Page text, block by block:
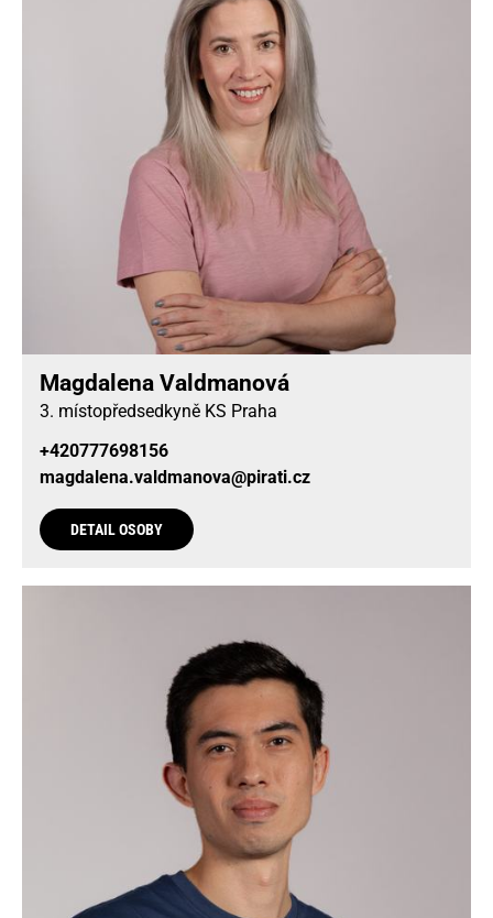
Magdalena Valdmanová
3. místopředsedkyně KS Praha
+420777698156
magdalena.valdmanova@pirati.cz
DETAIL OSOBY